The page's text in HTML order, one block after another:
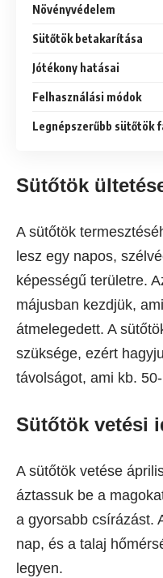
Növényvédelem
Sütőtök betakarítása
Jótékony hatásai
Felhasználási módok
Legnépszerűbb sütőtök
Sütőtök
A sütőtök
lesz egy napos,
képességű területre.
májusban kezdjük,
átmelegedett. A
szüksége, ezért
távolságot, ami kb.
Sütőtök vetési
A sütőtök vetése
áztassuk be a
a gyorsabb csírázást.
nap, és a talaj
legyen.